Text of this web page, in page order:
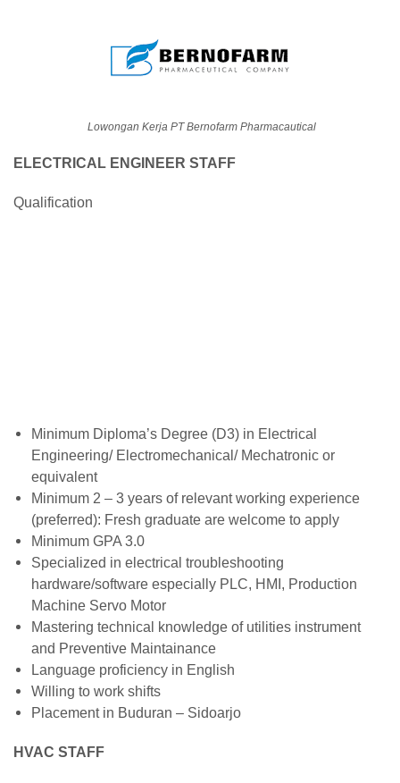
Lowongan Kerja PT Bernofarm Pharmacautical
ELECTRICAL ENGINEER STAFF
Qualification
Minimum Diploma’s Degree (D3) in Electrical
Engineering/ Electromechanical/ Mechatronic or
equivalent
Minimum 2 – 3 years of relevant working experience
(preferred): Fresh graduate are welcome to apply
Minimum GPA 3.0
Specialized in electrical troubleshooting
hardware/software especially PLC, HMI, Production
Machine Servo Motor
Mastering technical knowledge of utilities instrument
and Preventive Maintainance
Language proficiency in English
Willing to work shifts
Placement in Buduran – Sidoarjo
HVAC STAFF